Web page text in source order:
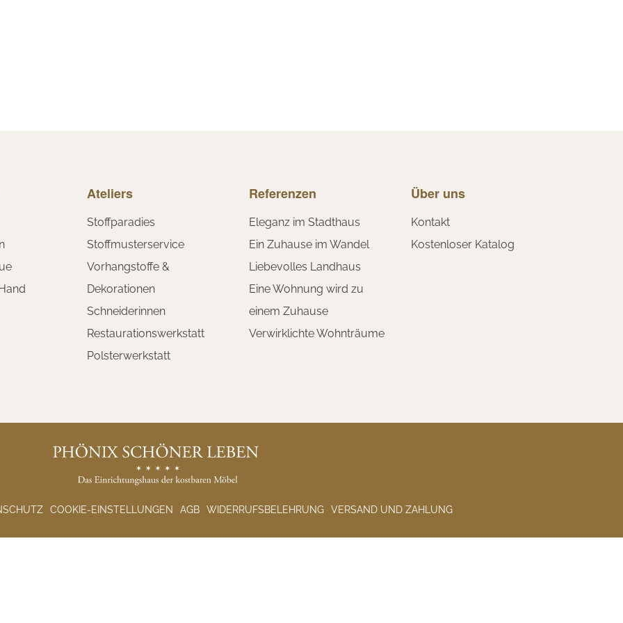
Ateliers
Stoffparadies
Stoffmusterservice
Vorhangstoffe &
Dekorationen
Schneiderinnen
Restaurationswerkstatt
Polsterwerkstatt
Referenzen
Eleganz im Stadthaus
Ein Zuhause im Wandel
Liebevolles Landhaus
Eine Wohnung wird zu
einem Zuhause
Verwirklichte Wohnträume
Über uns
Kontakt
Kostenloser Katalog
COOKIE-EINSTELLUNGEN AGB WIDERRUFSBELEHRUNG VERSAND UND ZAHLUNG